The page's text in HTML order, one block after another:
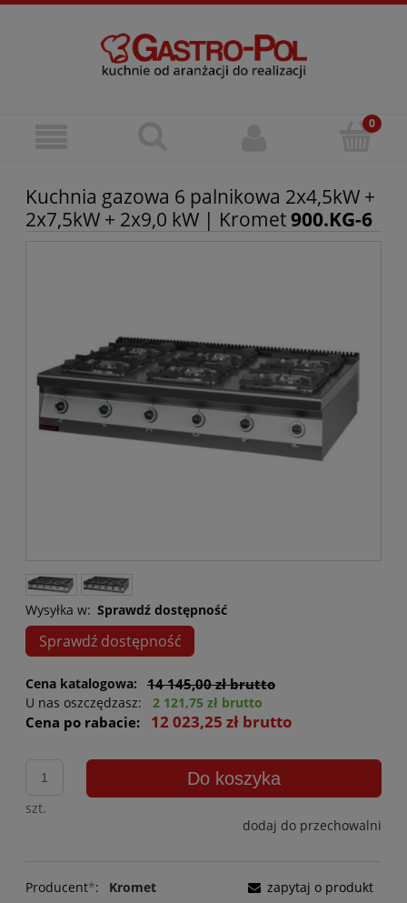
Kuchnia gazowa 6 palnikowa 2x4,5kW +
2x7,5kW + 2x9,0 kW | Kromet900.KG-6
Wysyłka w: Sprawdź dostępność
Sprawdź dostępność
Cena katalogowa: 14 145,00 zł brutto
U nas oszczędzasz: 2 121,75 zł brutto
Cena po rabacie: 12 023,25 zł brutto
szt.
Do koszyka
dodaj do przechowalni
Producent*:
Kromet
zapytaj o produkt